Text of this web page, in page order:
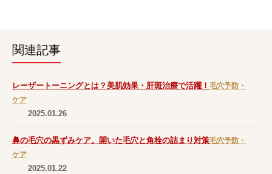
関連記事
レーザートーニングとは？美肌効果・肝斑治療で活躍！ 毛穴予防・
ケア
2025.01.26
鼻の毛穴の黒ずみケア。開いた毛穴と角栓の詰まり対策毛穴予防・
ケア
2025.01.22